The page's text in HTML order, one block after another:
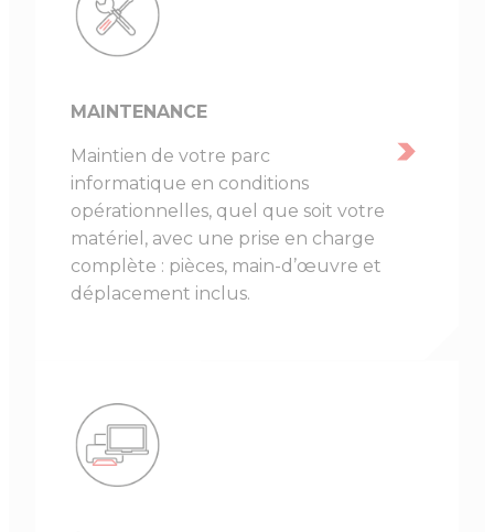
MAINTENANCE
Maintien de votre parc
informatique en conditions
opérationnelles, quel que soit votre
matériel, avec une prise en charge
complète : pièces, main-d’œuvre et
déplacement inclus.